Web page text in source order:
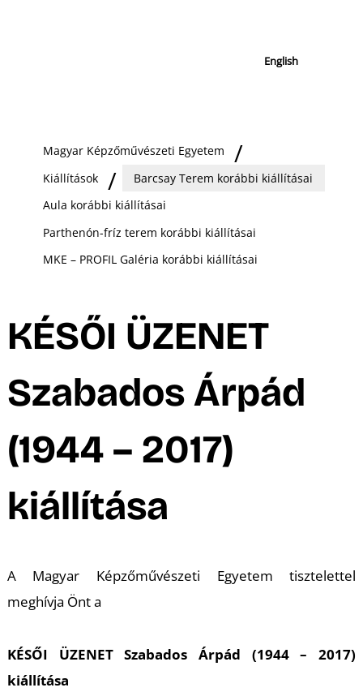
English
Magyar Képzőművészeti Egyetem
Kiállítások
Barcsay Terem korábbi kiállításai
Aula korábbi kiállításai
Parthenón-fríz terem korábbi kiállításai
MKE – PROFIL Galéria korábbi kiállításai
KÉSŐI ÜZENET
Szabados Árpád
(1944 – 2017)
kiállítása
A Magyar Képzőművészeti Egyetem tisztelettel
meghívja Önt a
KÉSŐI ÜZENET Szabados Árpád (1944 – 2017)
kiállítása